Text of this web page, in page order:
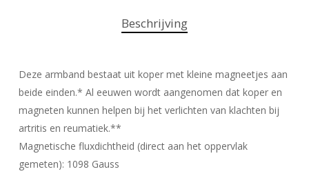
Beschrijving
Deze armband bestaat uit koper met kleine magneetjes aan
beide einden.* Al eeuwen wordt aangenomen dat koper en
magneten kunnen helpen bij het verlichten van klachten bij
artritis en reumatiek.**
Magnetische fluxdichtheid (direct aan het oppervlak
gemeten): 1098 Gauss